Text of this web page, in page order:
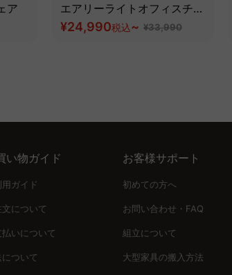
ア
エアリーライトオフィスチェ
ア
¥24,990税込~ ¥33,990
い物ガイド
用ガイド
文について
払いについて
について
お客様サポート
初めての方へ
お問い合わせ・FAQ
組立について
大型家具の搬入方法